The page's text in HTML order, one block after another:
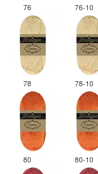
76 76-10
78 78-10
80 80-10